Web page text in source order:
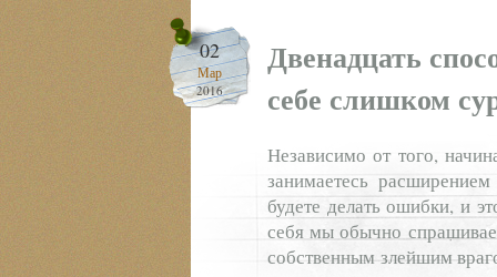
02
Мар
2016
Двенадцать
себе слишком
Независимо от того,
занимаетесь
будете делать ошибки, и
себя мы обычно
собственным злейшим